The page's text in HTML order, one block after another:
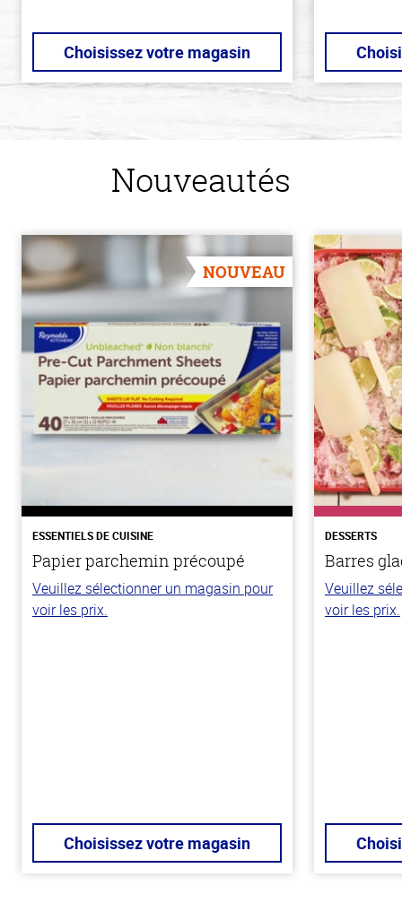
Choisissez votre magasin
Nouveautés
NOUVEAU
ESSENTIELS DE CUISINE
Papier parchemin précoupé
Veuillez sélectionner un magasin pour
voir les prix.
Choisissez votre magasin
DESSERTS
Barres
Veuillez
voir les prix.